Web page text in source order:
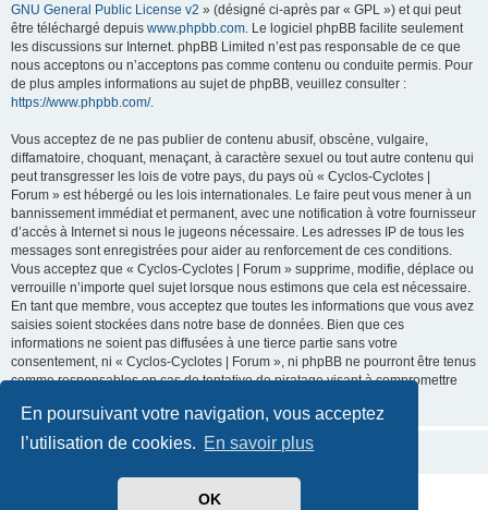
En poursuivant votre navigation, vous acceptez
l’utilisation de cookies. En savoir plus
OK
GNU General Public License v2 » (désigné ci-après par « GPL ») et qui peut
être téléchargé depuis www.phpbb.com. Le logiciel phpBB facilite seulement
les discussions sur Internet. phpBB Limited n’est pas responsable de ce que
nous acceptons ou n’acceptons pas comme contenu ou conduite permis. Pour
de plus amples informations au sujet de phpBB, veuillez consulter :
https://www.phpbb.com/.
Vous acceptez de ne pas publier de contenu abusif, obscène, vulgaire,
diffamatoire, choquant, menaçant, à caractère sexuel ou tout autre contenu qui
peut transgresser les lois de votre pays, du pays où « Cyclos-Cyclotes |
Forum » est hébergé ou les lois internationales. Le faire peut vous mener à un
bannissement immédiat et permanent, avec une notification à votre fournisseur
d’accès à Internet si nous le jugeons nécessaire. Les adresses IP de tous les
messages sont enregistrées pour aider au renforcement de ces conditions.
Vous acceptez que « Cyclos-Cyclotes | Forum » supprime, modifie, déplace ou
verrouille n’importe quel sujet lorsque nous estimons que cela est nécessaire.
En tant que membre, vous acceptez que toutes les informations que vous avez
saisies soient stockées dans notre base de données. Bien que ces
informations ne soient pas diffusées à une tierce partie sans votre
consentement, ni « Cyclos-Cyclotes | Forum », ni phpBB ne pourront être tenus
comme responsables en cas de tentative de piratage visant à compromettre
phpBB ® Forum Software © phpBB Limited